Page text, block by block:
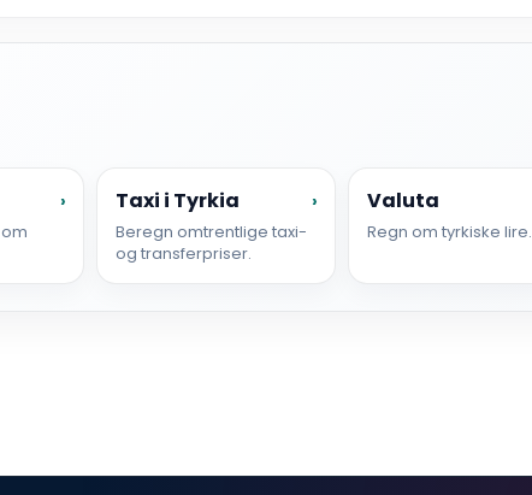
› Taxi i Tyrkia
Beregn omtrentlige taxi-
og transferpriser.
› Valuta
Regn om tyrkiske lire.